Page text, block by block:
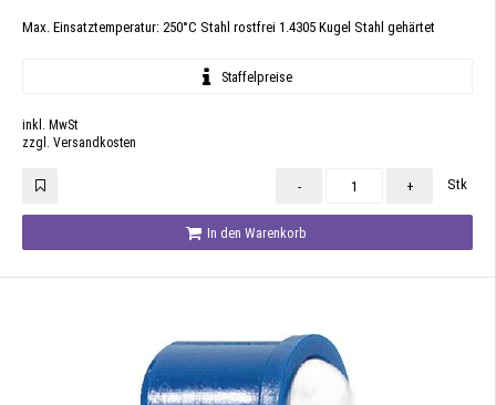
Max. Einsatztemperatur: 250°C Stahl rostfrei 1.4305 Kugel Stahl gehärtet
Staffelpreise
inkl. MwSt
zzgl. Versandkosten
- + Stk
In den Warenkorb